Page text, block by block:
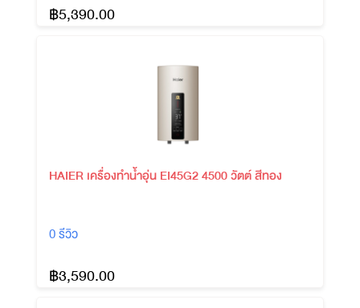
฿5,390.00
HAIER เครื่องทำน้ำอุ่น EI45G2 4500 วัตต์ สีทอง
0 รีวิว
฿3,590.00